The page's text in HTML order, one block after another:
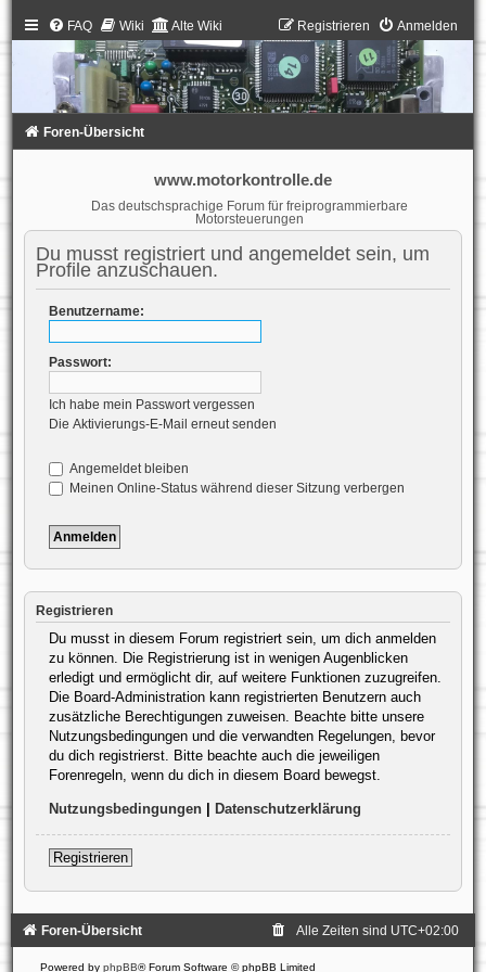
FAQ Wiki Alte Wiki Anmelden
Registrieren
Foren-Übersicht
www.motorkontrolle.de
Das deutschsprachige Forum für freiprogrammierbare
Motorsteuerungen
Du musst registriert und angemeldet sein, um
Profile anzuschauen.
Benutzername:
Passwort:
Ich habe mein Passwort vergessen
Die Aktivierungs-E-Mail erneut senden
Angemeldet bleiben
Meinen Online-Status während dieser Sitzung verbergen
Registrieren
Du musst in diesem Forum registriert sein, um dich anmelden
zu können. Die Registrierung ist in wenigen Augenblicken
erledigt und ermöglicht dir, auf weitere Funktionen zuzugreifen.
Die Board-Administration kann registrierten Benutzern auch
zusätzliche Berechtigungen zuweisen. Beachte bitte unsere
Nutzungsbedingungen und die verwandten Regelungen, bevor
du dich registrierst. Bitte beachte auch die jeweiligen
Forenregeln, wenn du dich in diesem Board bewegst.
Nutzungsbedingungen| Datenschutzerklärung
Registrieren
Foren-Übersicht Alle Zeiten sind UTC+02:00
Powered by phpBB® Forum Software © phpBB Limited